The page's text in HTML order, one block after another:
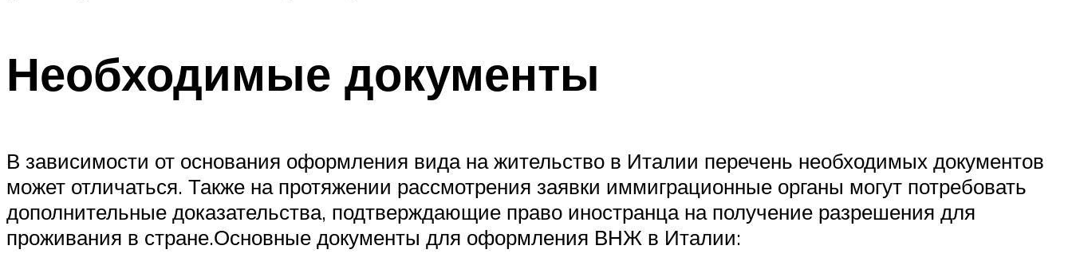
Необходимые документы
В зависимости от основания оформления вида на жительство в Италии перечень необходимых документов
может отличаться. Также на протяжении рассмотрения заявки иммиграционные органы могут потребовать
дополнительные доказательства, подтверждающие право иностранца на получение разрешения для
проживания в стране.Основные документы для оформления ВНЖ в Италии: